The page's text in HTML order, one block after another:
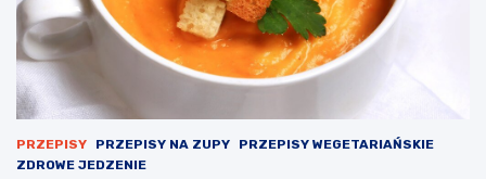
PRZEPISY PRZEPISY NA ZUPY
PRZEPISY WEGETARIAŃSKIE
ZDROWE JEDZENIE